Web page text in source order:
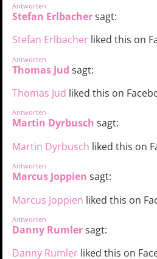
Antworten
Stefan Erlbachersagt:
Stefan Erlbacher liked this on
Antworten
Thomas Jud sagt:
Thomas Jud liked this on
Antworten
Martin Dyrbusch sagt:
Martin Dyrbusch liked this on
Antworten
Marcus Joppien sagt:
Marcus Joppien liked this on
Antworten
Danny Rumlersagt:
Danny Rumler liked this on